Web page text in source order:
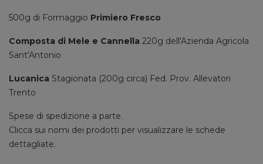
500g di Formaggio Primiero Fresco
Composta di Mele e Cannella 220g dell'Azienda Agricola
Sant'Antonio
Lucanica Stagionata (200g circa) Fed. Prov. Allevatori
Trento
Spese di spedizione a parte.
Clicca sui nomi dei prodotti per visualizzare le schede
dettagliate.